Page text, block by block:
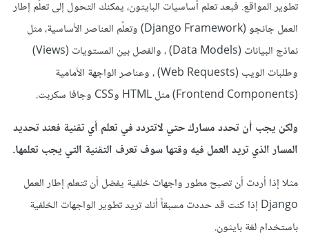
تطوير المواقع. فبعد تعلم أساسيات البايثون، يمكنك التحول إلى تعلّم إطار
العمل جانجو (Django Framework) وتعلّم العناصر الأساسية، مثل
نماذج البيانات (Data Models) ، والفصل بين المستويات (Views)
وطلبات الويب (Web Requests) ، وعناصر الواجهة الأمامية
ولكن يجب أن تحدد مسارك حتي لاتتردد في تعلم أي تقنية فعند تحديد
المسار الذي تريد العمل فيه وقتها سوف تعرف التقنية التي يجب تعلمها.
مثلا إذا أردت أن تصبح مطور واجهات خلفية يفضل أن تتعلم إطار العمل
Django إذا كنت قد حددت مسبقاً أنك تريد تطوير الواجهات الخلفية
باستخدام لغة بايثون.